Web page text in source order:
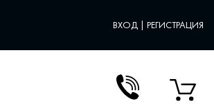
ВХОД | РЕГИСТРАЦИЯ